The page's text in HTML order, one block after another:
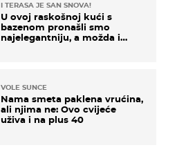
I TERASA JE SAN SNOVA!
U ovoj raskošnoj kući s
bazenom pronašli smo
najelegantniju, a možda i
VOLE SUNCE
Nama smeta paklena vrućina,
ali njima ne: Ovo cvijeće
uživa i na plus 40